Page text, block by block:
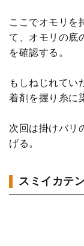
ここでオモリを
て、オモリの底
を確認する。
もしねじれてい
着剤を握り糸に
次回は掛けバリ
げる。
スミイカテ